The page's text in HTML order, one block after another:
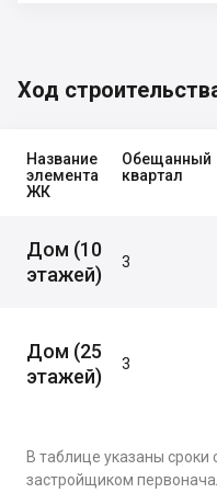
Ход
Название
элемента
ЖК
Обещанный
квартал
Дом (10
этажей)
3
Дом (25
этажей)
3
В таблице указаны
застройщиком